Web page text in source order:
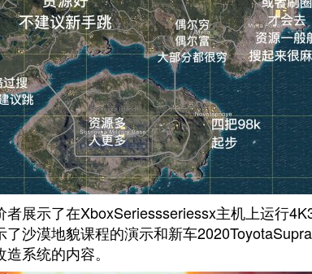
展示了在XboxSeriessseriessx主机上运行
沙漠地貌课程的演示和新车
系统的内容。